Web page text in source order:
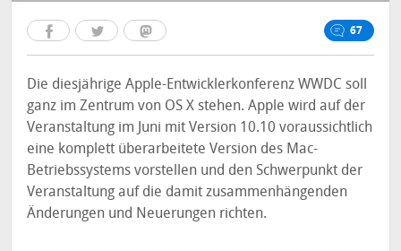
67
Die diesjährige Apple-Entwicklerkonferenz WWDC soll
ganz im Zentrum von OS X stehen. Apple wird auf der
Veranstaltung im Juni mit Version 10.10 voraussichtlich
eine komplett überarbeitete Version des Mac-
Betriebssystems vorstellen und den Schwerpunkt der
Veranstaltung auf die damit zusammenhängenden
Änderungen und Neuerungen richten.